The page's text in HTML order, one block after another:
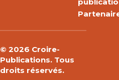
© 2026 Croire-
Publications. Tous
droits réservés.